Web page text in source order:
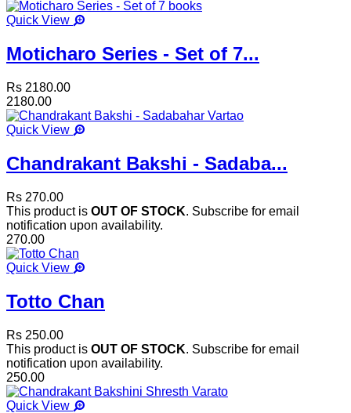
Quick View
Moticharo Series - Set of 7...
Rs 2180.00
2180.00
Quick View
Chandrakant Bakshi - Sadaba...
Rs 270.00
This product is OUT OF STOCK. Subscribe for email
notification upon availability.
270.00
Quick View
Totto Chan
Rs 250.00
This product is OUT OF STOCK. Subscribe for email
notification upon availability.
250.00
Quick View